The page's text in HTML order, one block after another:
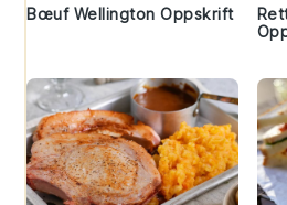
Bœuf Wellington Oppskrift